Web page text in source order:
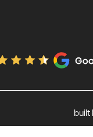
built